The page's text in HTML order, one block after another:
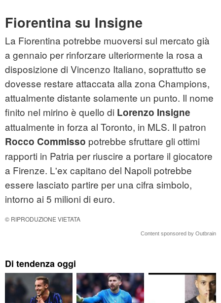
Fiorentina su Insigne
La Fiorentina potrebbe muoversi sul mercato già
a gennaio per rinforzare ulteriormente la rosa a
disposizione di Vincenzo Italiano, soprattutto se
dovesse restare attaccata alla zona Champions,
attualmente distante solamente un punto. Il nome
finito nel mirino è quello di Lorenzo Insigne
attualmente in forza al Toronto, in MLS. Il patron
Rocco Commisso potrebbe sfruttare gli ottimi
rapporti in Patria per riuscire a portare il giocatore
a Firenze. L'ex capitano del Napoli potrebbe
essere lasciato partire per una cifra simbolo,
intorno ai 5 milioni di euro.
© RIPRODUZIONE VIETATA
Content sponsored by Outbrain
Di tendenza oggi